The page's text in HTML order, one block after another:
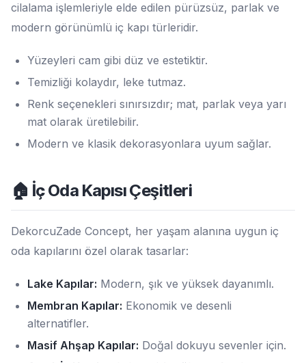
cilalama işlemleriyle elde edilen pürüzsüz, parlak ve
modern görünümlü iç kapı türleridir.
Yüzeyleri cam gibi düz ve estetiktir.
Temizliği kolaydır, leke tutmaz.
Renk seçenekleri sınırsızdır; mat, parlak veya yarı
mat olarak üretilebilir.
Modern ve klasik dekorasyonlara uyum sağlar.
🏠 İç Oda Kapısı Çeşitleri
DekorcuZade Concept, her yaşam alanına uygun iç
oda kapılarını özel olarak tasarlar:
Lake Kapılar: Modern, şık ve yüksek dayanımlı.
Membran Kapılar: Ekonomik ve desenli
alternatifler.
Masif Ahşap Kapılar: Doğal dokuyu sevenler için.